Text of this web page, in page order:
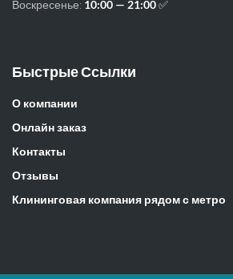
Воскресенье: 10:00 — 21:00✅
Быстрые Ссылки
О компании
Онлайн заказ
Контакты
Отзывы
Клининговая компания рядом с метро